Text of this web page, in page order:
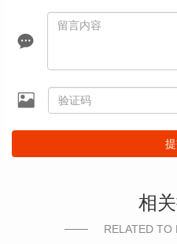
相
RELATED TO